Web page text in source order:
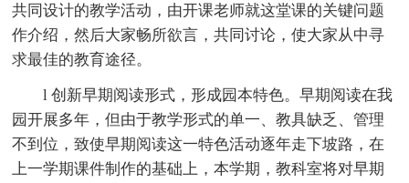
共同设计的教学活动，由开课老师就这堂课的关键问题
作介绍，然后大家畅所欲言，共同讨论，使大家从中寻
求最佳的教育途径。
l 创新早期阅读形式，形成园本特色。早期阅读在我
园开展多年，但由于教学形式的单一、教具缺乏、管理
不到位，致使早期阅读这一特色活动逐年走下坡路，在
上一学期课件制作的基础上，本学期，教科室将对早期